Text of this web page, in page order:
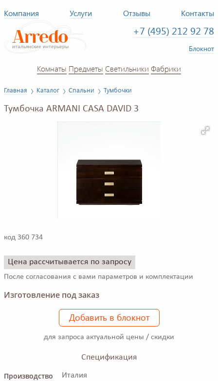
Компания Услуги Отзывы Контакты
+7 (495) 212 92 78
Блокнот
Комнаты Предметы Светильники Фабрики
Главная Каталог Спальни Тумбочки
Тумбочка ARMANI CASA DAVID 3
код 360 734
Цена рассчитывается по запросу
После согласования с вами параметров и комплектации
Изготовление под заказ
Добавить в блокнот
для запроса актуальной цены / скидки
Спецификация
Производство
Италия